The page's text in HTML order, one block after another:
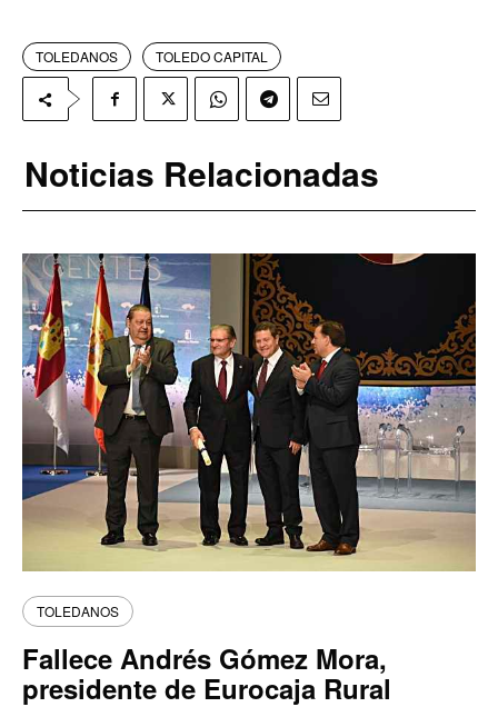
TOLEDANOS TOLEDO CAPITAL
Noticias Relacionadas
TOLEDANOS
Fallece Andrés Gómez Mora,
presidente de Eurocaja Rural